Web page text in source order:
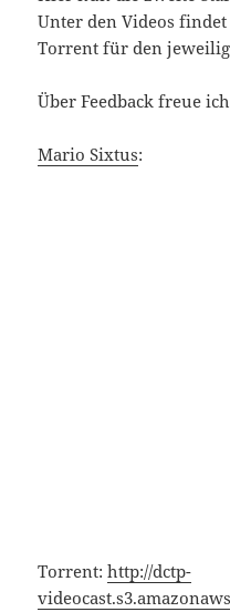
Unter den Videos
Torrent für den
Über Feedback freue
Mario Sixtus:
Torrent:http://dctp-